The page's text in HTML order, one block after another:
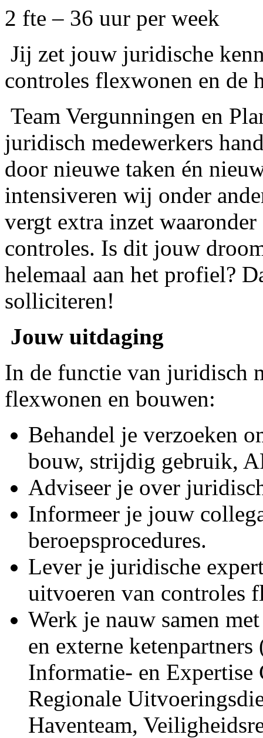
2 fte – 36 uur per week
Jij zet jouw juridische
controles flexwonen en de
Team Vergunningen en
juridisch medewerkers
door nieuwe taken én
intensiveren wij onder
vergt extra inzet
controles. Is dit jouw
helemaal aan het profiel?
solliciteren!
Jouw uitdaging
In de functie van juridisch
flexwonen en bouwen:
Behandel je verzoeken
bouw, strijdig gebruik,
Adviseer je over
Informeer je jouw
beroepsprocedures.
Lever je juridische
uitvoeren van controles
Werk je nauw samen
en externe
Informatie- en Expertise
Regionale
Haventeam,